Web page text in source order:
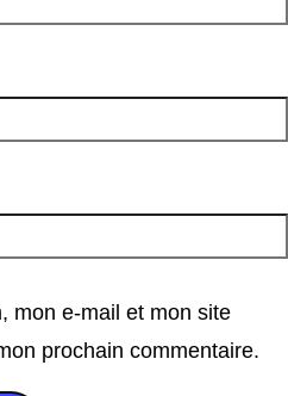
mon e-mail et mon site
prochain commentaire.